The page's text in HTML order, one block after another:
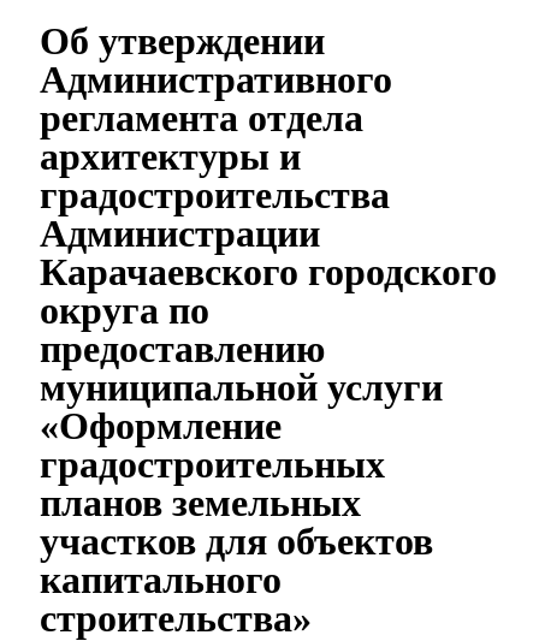
Об утверждении
Административного
регламента отдела
архитектуры и
градостроительства
Администрации
Карачаевского городского
округа по
предоставлению
муниципальной услуги
«Оформление
градостроительных
планов земельных
участков для объектов
капитального
строительства»